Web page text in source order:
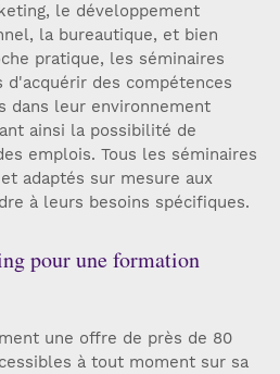
le développement
la bureautique, et bien
pratique, les séminaires
d'acquérir des compétences
dans leur environnement
ainsi la possibilité de
emplois. Tous les séminaires
adaptés sur mesure aux
à leurs besoins spécifiques.
pour une formation
une offre de près de 80
à tout moment sur sa